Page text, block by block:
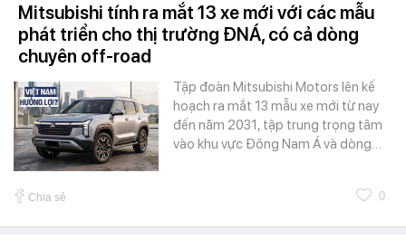
Mitsubishi tính ra mắt 13 xe mới với các mẫu
phát triển cho thị trường ĐNÁ, có cả dòng
chuyên off-road
Tập đoàn Mitsubishi Motors lên kế
hoạch ra mắt 13 mẫu xe mới từ nay
đến năm 2031, tập trung trọng tâm
vào khu vực Đông Nam Á và dòng…
Chia sẻ 0